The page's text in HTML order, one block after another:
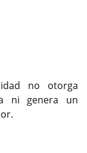
no otorga
ni genera un